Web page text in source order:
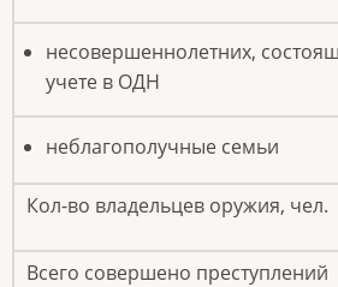
несовершеннолетних,
учете в ОДН
неблагополучные семьи
Кол-во владельцев оружия, чел.
Всего совершено преступлений